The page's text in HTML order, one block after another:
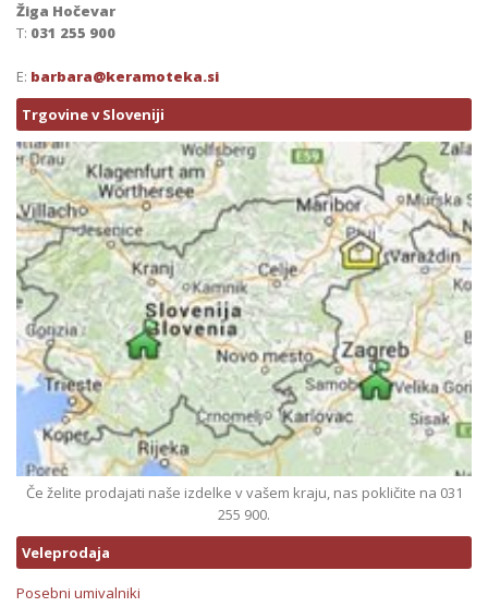
Žiga Hočevar
T: 031 255 900
E: barbara@keramoteka.si
Trgovine v Sloveniji
Če želite prodajati naše izdelke v vašem kraju, nas pokličite na 031
255 900.
Veleprodaja
Posebni umivalniki